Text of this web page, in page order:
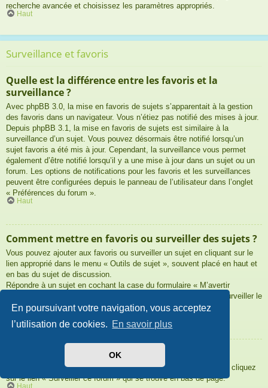
En poursuivant votre navigation, vous acceptez
l’utilisation de cookies. En savoir plus
OK
recherche avancée et choisissez les paramètres appropriés.
Haut
Surveillance et favoris
Quelle est la différence entre les favoris et la
surveillance ?
Avec phpBB 3.0, la mise en favoris de sujets s’apparentait à la gestion
des favoris dans un navigateur. Vous n’étiez pas notifié des mises à jour.
Depuis phpBB 3.1, la mise en favoris de sujets est similaire à la
surveillance d’un sujet. Vous pouvez désormais être notifié lorsqu’un
sujet favoris a été mis à jour. Cependant, la surveillance vous permet
également d’être notifié lorsqu’il y a une mise à jour dans un sujet ou un
forum. Les options de notifications pour les favoris et les surveillances
peuvent être configurées depuis le panneau de l’utilisateur dans l’onglet
« Préférences du forum ».
Haut
Comment mettre en favoris ou surveiller des sujets ?
Vous pouvez ajouter aux favoris ou surveiller un sujet en cliquant sur le
lien approprié dans le menu « Outils de sujet », souvent placé en haut et
en bas du sujet de discussion.
Répondre à un sujet en cochant la case du formulaire « M’avertir
lorsqu’une réponse est postée » vous permettra également de surveiller le
sujet.
Haut
Comment surveiller des forums ?
Pour surveiller un forum en particulier, une fois entré sur celui-ci, cliquez
sur le lien « Surveiller ce forum » qui se trouve en bas de page.
Haut